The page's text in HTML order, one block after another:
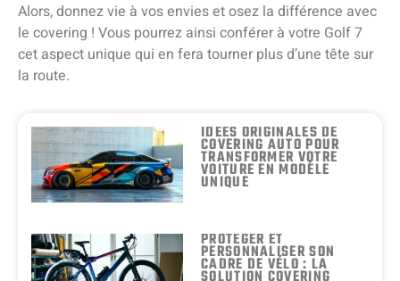
Alors, donnez vie à vos envies et osez la différence avec
le covering ! Vous pourrez ainsi conférer à votre Golf 7
cet aspect unique qui en fera tourner plus d’une tête sur
la route.
IDÉES ORIGINALES DE
COVERING AUTO POUR
TRANSFORMER VOTRE
VOITURE EN MODÈLE
UNIQUE
PROTÉGER ET
PERSONNALISER SON
CADRE DE VÉLO : LA